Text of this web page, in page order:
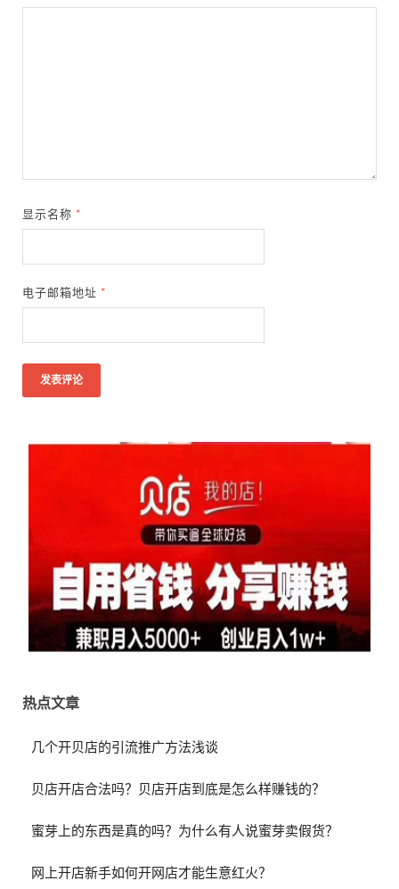
显示名称 *
电子邮箱地址 *
热点文章
几个开贝店的引流推广方法浅谈
贝店开店合法吗？贝店开店到底是怎么样赚钱的？
蜜芽上的东西是真的吗？为什么有人说蜜芽卖假货？
网上开店新手如何开网店才能生意红火？